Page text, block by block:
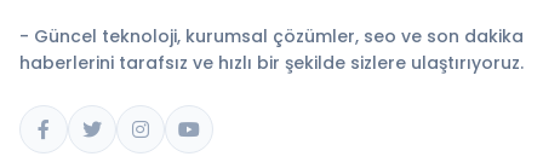
- Güncel teknoloji, kurumsal çözümler, seo ve son dakika
haberlerini tarafsız ve hızlı bir şekilde sizlere ulaştırıyoruz.